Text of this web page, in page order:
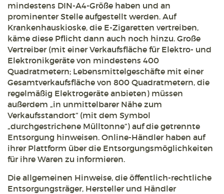
mindestens DIN-A4-Größe haben und an
prominenter Stelle aufgestellt werden. Auf
Krankenhauskioske, die E-Zigaretten vertreiben,
käme diese Pflicht dann auch noch hinzu. Große
Vertreiber (mit einer Verkaufsfläche für Elektro- und
Elektronikgeräte von mindestens 400
Quadratmetern; Lebensmittelgeschäfte mit einer
Gesamtverkaufsfläche von 800 Quadratmetern, die
regelmäßig Elektrogeräte anbieten) müssen
außerdem „in unmittelbarer Nähe zum
Verkaufsstandort“ (mit dem Symbol
„durchgestrichene Mülltonne“) auf die getrennte
Entsorgung hinweisen. Online-Händler haben auf
ihrer Plattform über die Entsorgungsmöglichkeiten
für ihre Waren zu informieren.
Die allgemeinen Hinweise, die öffentlich-rechtliche
Entsorgungsträger, Hersteller und Händler